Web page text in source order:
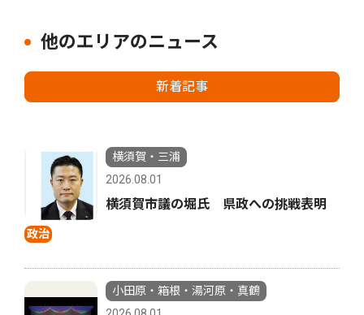
他のエリアのニュース
新着記事
政治
横須賀・三浦
2026.08.01
横須賀市議の堀氏 県政への挑戦表明
小田原・箱根・湯河原・真鶴